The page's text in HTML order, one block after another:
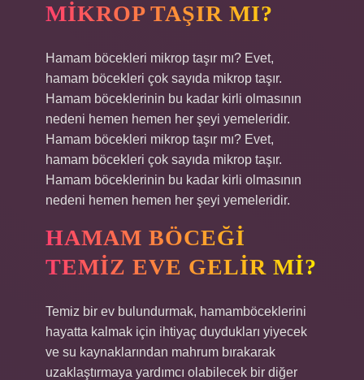
MIKROP TAŞIR MI?
Hamam böcekleri mikrop taşır mı? Evet,
hamam böcekleri çok sayıda mikrop taşır.
Hamam böceklerinin bu kadar kirli olmasının
nedeni hemen hemen her şeyi yemeleridir.
Hamam böcekleri mikrop taşır mı? Evet,
hamam böcekleri çok sayıda mikrop taşır.
Hamam böceklerinin bu kadar kirli olmasının
nedeni hemen hemen her şeyi yemeleridir.
HAMAM BÖCEĞI
TEMIZ EVE GELIR MI?
Temiz bir ev bulundurmak, hamamböceklerini
hayatta kalmak için ihtiyaç duydukları yiyecek
ve su kaynaklarından mahrum bırakarak
uzaklaştırmaya yardımcı olabilecek bir diğer